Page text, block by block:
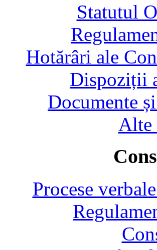
Statutul
Hotărâri ale
Dispoziții
Documente
Alte
Procese